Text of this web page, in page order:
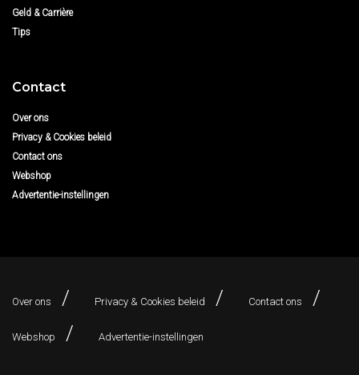
Geld & Carrière
Tips
Contact
Over ons
Privacy & Cookies beleid
Contact ons
Webshop
Advertentie-instellingen
Over ons Privacy & Cookies beleid Contact ons
Webshop Advertentie-instellingen